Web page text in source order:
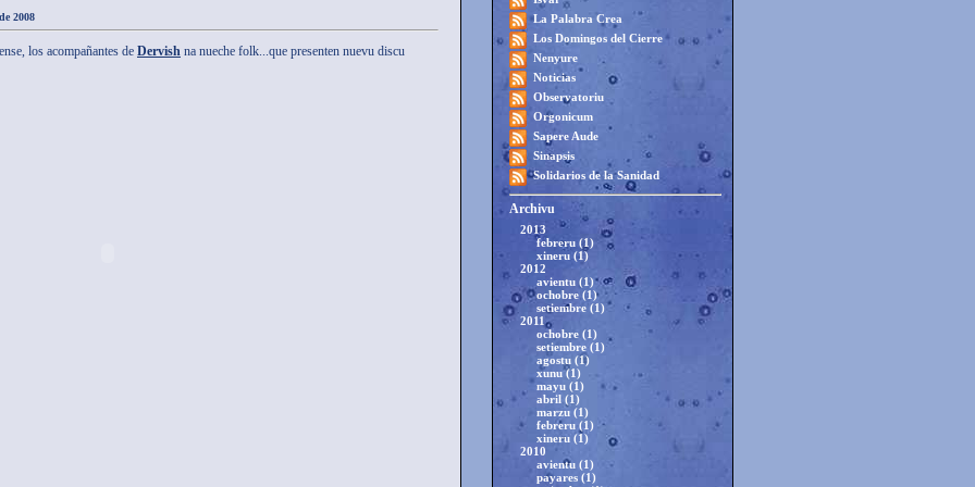
La Palabra Crea
Los Domingos del Cierre
Nenyure
Noticias
Observatoriu
Orgonicum
Sapere Aude
Sinapsis
Solidarios de la Sanidad
Archivu
2013
febreru (1)
xineru (1)
2012
avientu (1)
ochobre (1)
setiembre (1)
2011
ochobre (1)
setiembre (1)
agostu (1)
xunu (1)
mayu (1)
abril (1)
marzu (1)
febreru (1)
xineru (1)
2010
avientu (1)
payares (1)
2008
los acompañantes de Dervish na nueche folk...que presenten nuevu discu